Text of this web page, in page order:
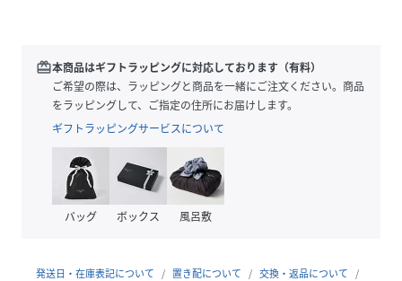
親指をホールドするアシンメトリーなデザインと、太めのメ
タリックカラーが特徴。メタリックな輝きが足元にトレンド
感をプラスし、フラットながら存在感のある仕上がりです。
程よい厚みのソールはクッション性があり、疲れにくく歩き
やすいのも嬉しいポイント。内側にはさりげなくブランドロ
ゴが刻印されています。
【Styling point】
やリゾートシーンでも活躍すること間違いなしです。
redeem本商品はギフトラッピングに対応しております（有料）
ご希望の際は、ラッピングと商品を一緒にご注文ください。商品
をラッピングして、ご指定の住所にお届けします。
ギフトラッピングサービスについて
バッグ ボックス 風呂敷
発送日・在庫表記について 置き配について
交換・返品について